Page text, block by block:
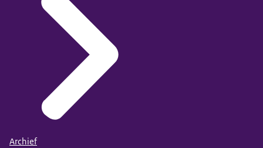
Archief